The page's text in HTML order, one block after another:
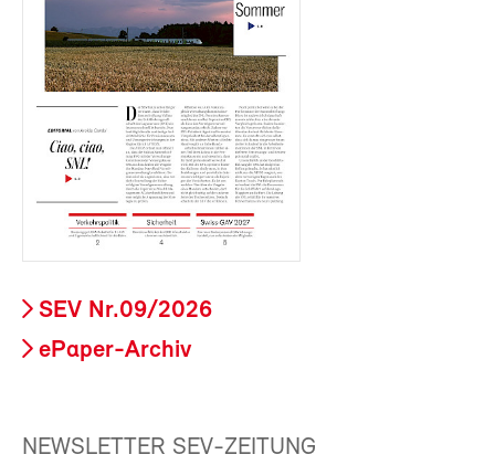
SEV Nr.09/2026
ePaper-Archiv
NEWSLETTER SEV-ZEITUNG